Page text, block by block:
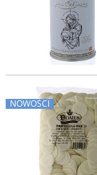
NOWOŚCI